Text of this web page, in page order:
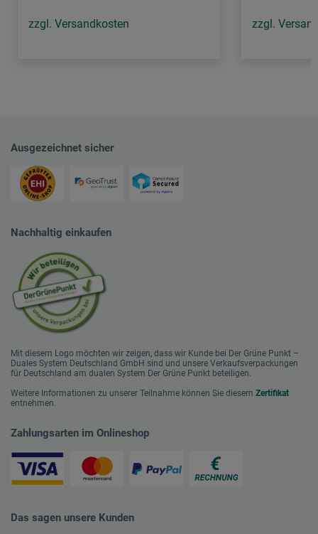
zzgl. Versandkosten zzgl.
Ausgezeichnet sicher
Nachhaltig einkaufen
Mit diesem Logo möchten wir zeigen, dass wir Kunde bei Der Grüne Punkt –
Duales System Deutschland GmbH sind und unsere Verkaufsverpackungen
für Deutschland am dualen System Der Grüne Punkt beteiligen.
Weitere Informationen zu unserer Teilnahme können Sie diesem Zertifikat
entnehmen.
Zahlungsarten im Onlineshop
Das sagen unsere Kunden